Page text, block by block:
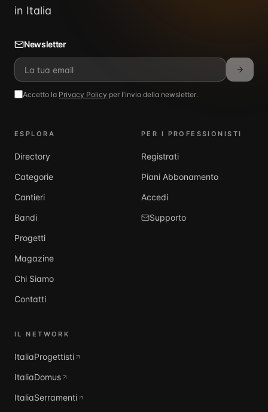
in Italia
Newsletter
Accetto la Privacy Policy per l'invio della newsletter.
ESPLORA
Directory
Categorie
Cantieri
Bandi
Progetti
Magazine
Chi Siamo
Contatti
PER I PROFESSIONISTI
Registrati
Piani Abbonamento
Accedi
Supporto
IL NETWORK
ItaliaProgettisti
ItaliaDomus
ItaliaSerramenti